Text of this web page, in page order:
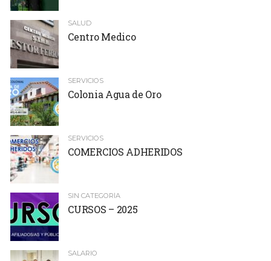
SALUD
Centro Medico
SERVICIOS
Colonia Agua de Oro
SERVICIOS
COMERCIOS ADHERIDOS
SIN CATEGORÍA
CURSOS – 2025
SALARIO